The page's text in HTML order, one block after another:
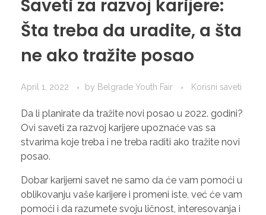
Saveti za razvoj karijere:
Šta treba da uradite, a šta
ne ako tražite posao
April 1, 2022 by Belgrade Youth Fair Korisni saveti
Da li planirate da tražite novi posao u 2022. godini?
Ovi saveti za razvoj karijere upoznaće vas sa
stvarima koje treba i ne treba raditi ako tražite novi
posao.
Dobar karijerni savet ne samo da će vam pomoći u
oblikovanju vaše karijere i promeni iste, već će vam
pomoći i da razumete svoju ličnost, interesovanja i